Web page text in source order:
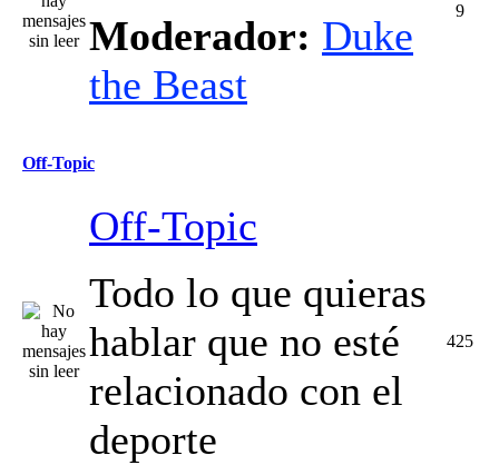
Moderador: Duke
the Beast
9
Off-Topic
Off-Topic
Todo lo que quieras
hablar que no esté
relacionado con el
deporte
425